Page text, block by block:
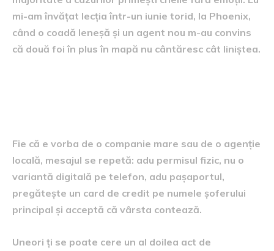
mi-am învățat lecția într-un iunie torid, la Phoenix,
când o coadă leneșă și un agent nou m-au convins
că două foi în plus în mapă nu cântăresc cât liniștea.
Fie că e vorba de o companie mare sau de o agenție
locală, mesajul se repetă: adu permisul fizic, nu o
variantă digitală pe telefon, adu pașaportul,
pregătește un card de credit pe numele șoferului
principal și acceptă că vârsta contează.
Uneori ți se poate cere un al doilea act de